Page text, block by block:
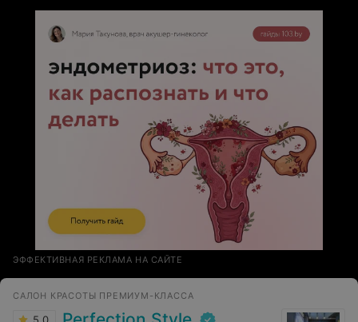
ЭФФЕКТИВНАЯ РЕКЛАМА НА САЙТЕ
САЛОН КРАСОТЫ ПРЕМИУМ-КЛАССА